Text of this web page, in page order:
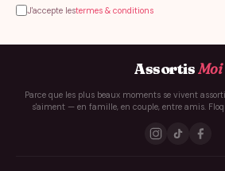
J'accepte lestermes & conditions
AssortisMoi
Parce que les plus beaux moments se vivent
s'aiment — en famille, en couple, entre amis.